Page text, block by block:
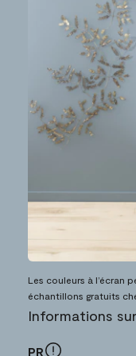
Les couleurs à l’écran
échantillons gratuits
Informations
PR